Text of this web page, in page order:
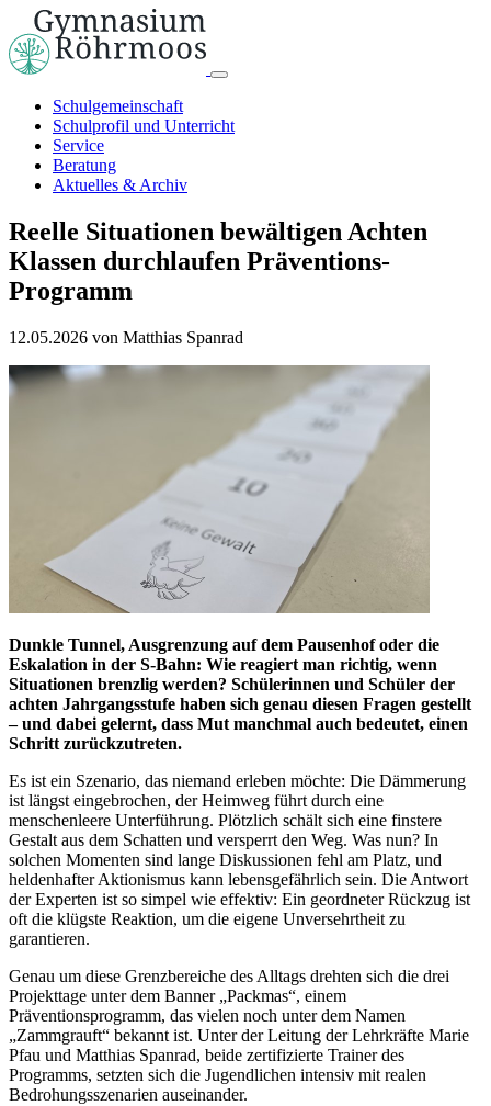
Schulgemeinschaft
Schulprofil und Unterricht
Service
Beratung
Aktuelles & Archiv
Reelle Situationen bewältigen Achten
Klassen durchlaufen Präventions-
Programm
12.05.2026 von Matthias Spanrad
Dunkle Tunnel, Ausgrenzung auf dem Pausenhof oder die
Eskalation in der S-Bahn: Wie reagiert man richtig, wenn
Situationen brenzlig werden? Schülerinnen und Schüler der
achten Jahrgangsstufe haben sich genau diesen Fragen gestellt
– und dabei gelernt, dass Mut manchmal auch bedeutet, einen
Schritt zurückzutreten.
Es ist ein Szenario, das niemand erleben möchte: Die Dämmerung
ist längst eingebrochen, der Heimweg führt durch eine
menschenleere Unterführung. Plötzlich schält sich eine finstere
Gestalt aus dem Schatten und versperrt den Weg. Was nun? In
solchen Momenten sind lange Diskussionen fehl am Platz, und
heldenhafter Aktionismus kann lebensgefährlich sein. Die Antwort
der Experten ist so simpel wie effektiv: Ein geordneter Rückzug ist
oft die klügste Reaktion, um die eigene Unversehrtheit zu
garantieren.
Genau um diese Grenzbereiche des Alltags drehten sich die drei
Projekttage unter dem Banner „Packmas“, einem
Präventionsprogramm, das vielen noch unter dem Namen
„Zammgrauft“ bekannt ist. Unter der Leitung der Lehrkräfte Marie
Pfau und Matthias Spanrad, beide zertifizierte Trainer des
Programms, setzten sich die Jugendlichen intensiv mit realen
Bedrohungsszenarien auseinander.